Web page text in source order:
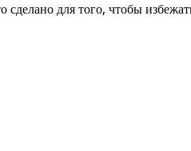
для того, чтобы